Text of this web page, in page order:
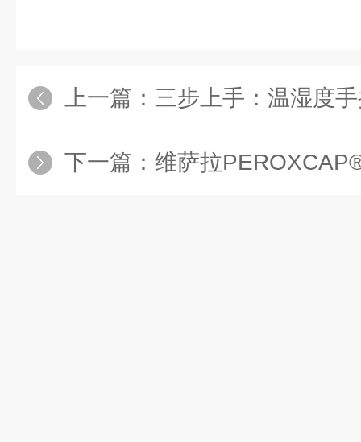
上一篇： 三步上手：温湿度手持表的
下一篇： 维萨拉